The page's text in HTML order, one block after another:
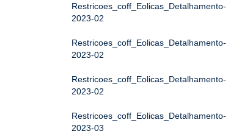
Restricoes_coff_Eolicas_Detalhamento-
2023-02
Restricoes_coff_Eolicas_Detalhamento-
2023-02
Restricoes_coff_Eolicas_Detalhamento-
2023-02
Restricoes_coff_Eolicas_Detalhamento-
2023-03